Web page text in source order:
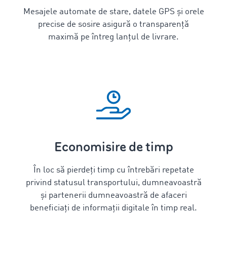
Mesajele automate de stare, datele GPS și orele
precise de sosire asigură o transparență
maximă pe întreg lanțul de livrare.
Economisire de timp
În loc să pierdeți timp cu întrebări repetate
privind statusul transportului, dumneavoastră
și partenerii dumneavoastră de afaceri
beneficiați de informații digitale în timp real.